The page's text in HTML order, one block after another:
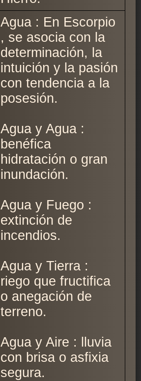
Agua : En Escorpio
, se asocia con la
determinación, la
intuición y la pasión
con tendencia a la
posesión.
Agua y Agua :
benéfica
hidratación o gran
inundación.
Agua y Fuego :
extinción de
incendios.
Agua y Tierra :
riego que fructifica
o anegación de
terreno.
Agua y Aire : lluvia
con brisa o asfixia
segura.